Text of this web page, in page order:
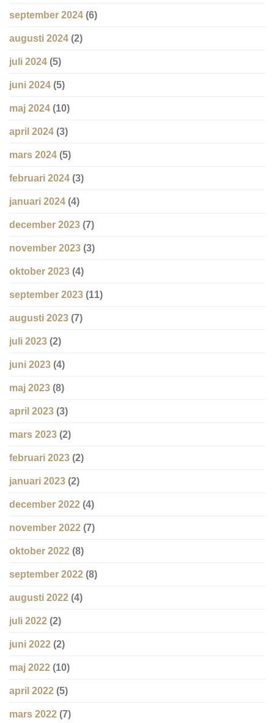
september 2024 (6)
augusti 2024 (2)
juli 2024 (5)
juni 2024 (5)
maj 2024 (10)
april 2024 (3)
mars 2024 (5)
februari 2024 (3)
januari 2024 (4)
december 2023 (7)
november 2023 (3)
oktober 2023 (4)
september 2023 (11)
augusti 2023 (7)
juli 2023 (2)
juni 2023 (4)
maj 2023 (8)
april 2023 (3)
mars 2023 (2)
februari 2023 (2)
januari 2023 (2)
december 2022 (4)
november 2022 (7)
oktober 2022 (8)
september 2022 (8)
augusti 2022 (4)
juli 2022 (2)
juni 2022 (2)
maj 2022 (10)
april 2022 (5)
mars 2022 (7)